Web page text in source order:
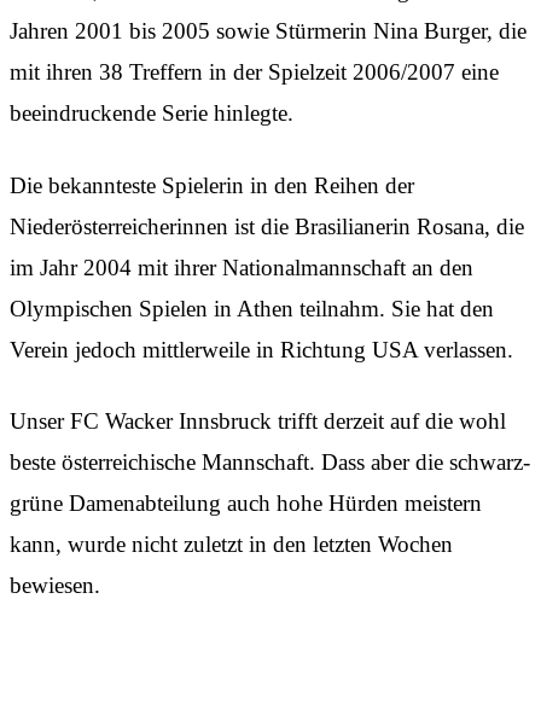
Jahren 2001 bis 2005 sowie Stürmerin Nina Burger, die
mit ihren 38 Treffern in der Spielzeit 2006/2007 eine
beeindruckende Serie hinlegte.
Die bekannteste Spielerin in den Reihen der
Niederösterreicherinnen ist die Brasilianerin Rosana, die
im Jahr 2004 mit ihrer Nationalmannschaft an den
Olympischen Spielen in Athen teilnahm. Sie hat den
Verein jedoch mittlerweile in Richtung USA verlassen.
Unser FC Wacker Innsbruck trifft derzeit auf die wohl
beste österreichische Mannschaft. Dass aber die schwarz-
grüne Damenabteilung auch hohe Hürden meistern
kann, wurde nicht zuletzt in den letzten Wochen
bewiesen.